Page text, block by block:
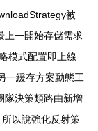
被
上一開始存儲需求
模式配置即上線
一緩存方案動態工
隊決策類路由新增
以說強化反射策